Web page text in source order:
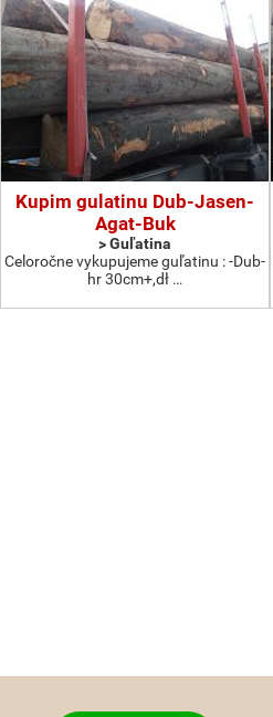
Kupim gulatinu Dub-Jasen-
Agat-Buk
> Guľatina
Celoročne vykupujeme guľatinu : -Dub-
hr 30cm+,dł …